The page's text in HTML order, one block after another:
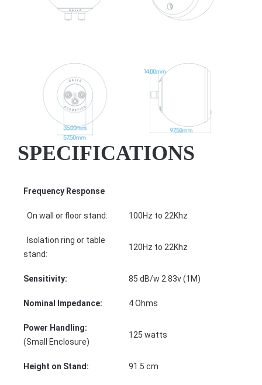
SPECIFICATIONS
Frequency Response
On wall or floor stand: 100Hz to 22Khz
Isolation ring or table
stand:
120Hz to 22Khz
Sensitivity: 85 dB/w 2.83v (1M)
Nominal Impedance: 4 Ohms
Power Handling:
(Small Enclosure)
125 watts
Height on Stand: 91.5 cm